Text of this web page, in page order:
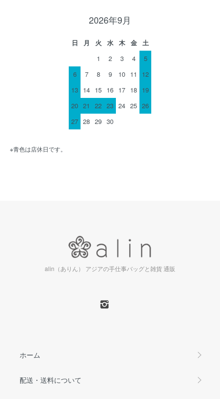
2026年9月
日 月 火 水 木 金
土
1
2 3 4
5
6
7 8 9 10 11
12
13 14 15 16 17 18 19
20 21 22 23 24 25 26
27 28 29 30
※青色は店休日です。
alin（ありん） アジアの手仕事バッグと雑貨 通販
ホーム
配送・送料について